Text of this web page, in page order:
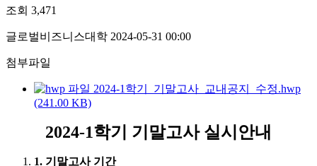
조회 3,471
글로벌비즈니스대학 2024-05-31 00:00
첨부파일
2024-1학기_기말고사_교내공지_수정.hwp
(241.00 KB)
2024-1학기 기말고사 실시안내
1. 기말고사 기간